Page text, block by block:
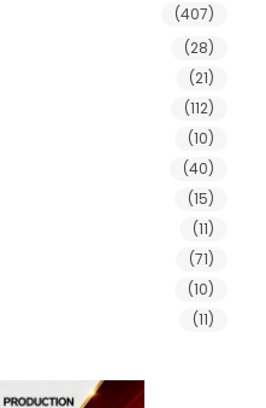
(407)
(28)
(21)
(112)
(10)
(40)
(15)
(11)
(71)
(10)
(11)